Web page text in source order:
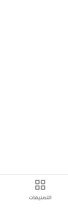
التصنيفات